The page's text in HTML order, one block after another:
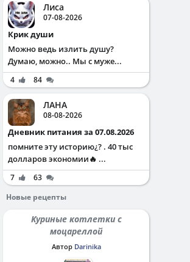
Лиса
07-08-2026
Крик души
Можно ведь излить душу?
Думаю, можно.. Мы с муже...
4 84
ЛАНА
08-08-2026
Дневник питания за 07.08.2026
помните эту историю¿? . 40 тыс
долларов экономии🔥 ...
7
63
Новые рецепты
Куриные котлетки с
моцареллой
Автор Darinika